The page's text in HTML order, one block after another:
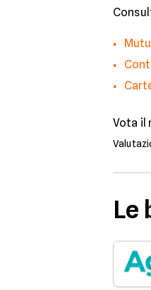
Vota il
Le